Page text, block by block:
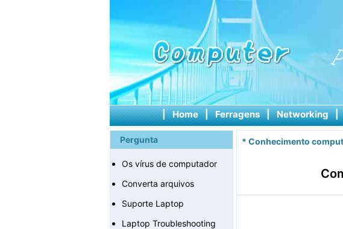
| Home | Ferragens | Networking |
Pergunta
Os vírus de computador
Converta arquivos
Suporte Laptop
Laptop Troubleshooting
* Conhecimento